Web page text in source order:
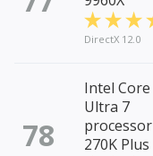
DirectX 12.0
78
Intel Core
Ultra 7
processor
270K Plus